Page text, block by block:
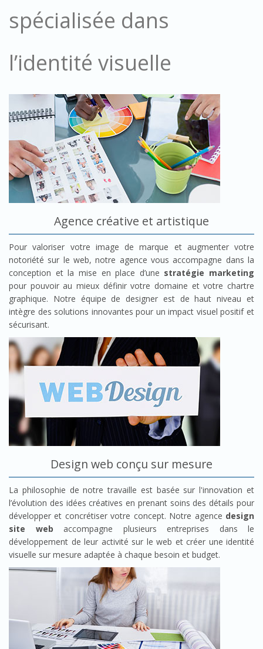
spécialisée dans
l’identité visuelle
Agence créative et artistique
Pour valoriser votre image de marque et augmenter votre
notoriété sur le web, notre agence vous accompagne dans la
conception et la mise en place d’une stratégie marketing
pour pouvoir au mieux définir votre domaine et votre chartre
graphique. Notre équipe de designer est de haut niveau et
intègre des solutions innovantes pour un impact visuel positif et
sécurisant.
Design web conçu sur mesure
La philosophie de notre travaille est basée sur l'innovation et
l’évolution des idées créatives en prenant soins des détails pour
développer et concrétiser votre concept. Notre agence design
site web accompagne plusieurs entreprises dans le
développement de leur activité sur le web et créer une identité
visuelle sur mesure adaptée à chaque besoin et budget.